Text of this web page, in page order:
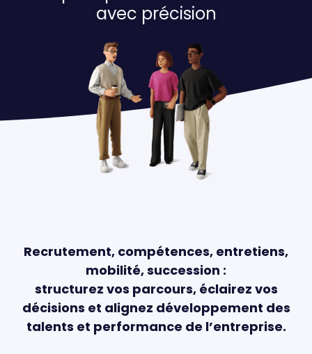
avec précision
Recrutement, compétences, entretiens,
mobilité, succession :
structurez vos parcours, éclairez vos
décisions et alignez développement des
talents et performance de l’entreprise.